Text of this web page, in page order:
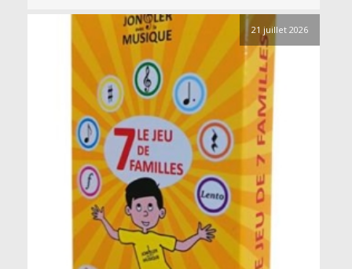
21 juillet 2026